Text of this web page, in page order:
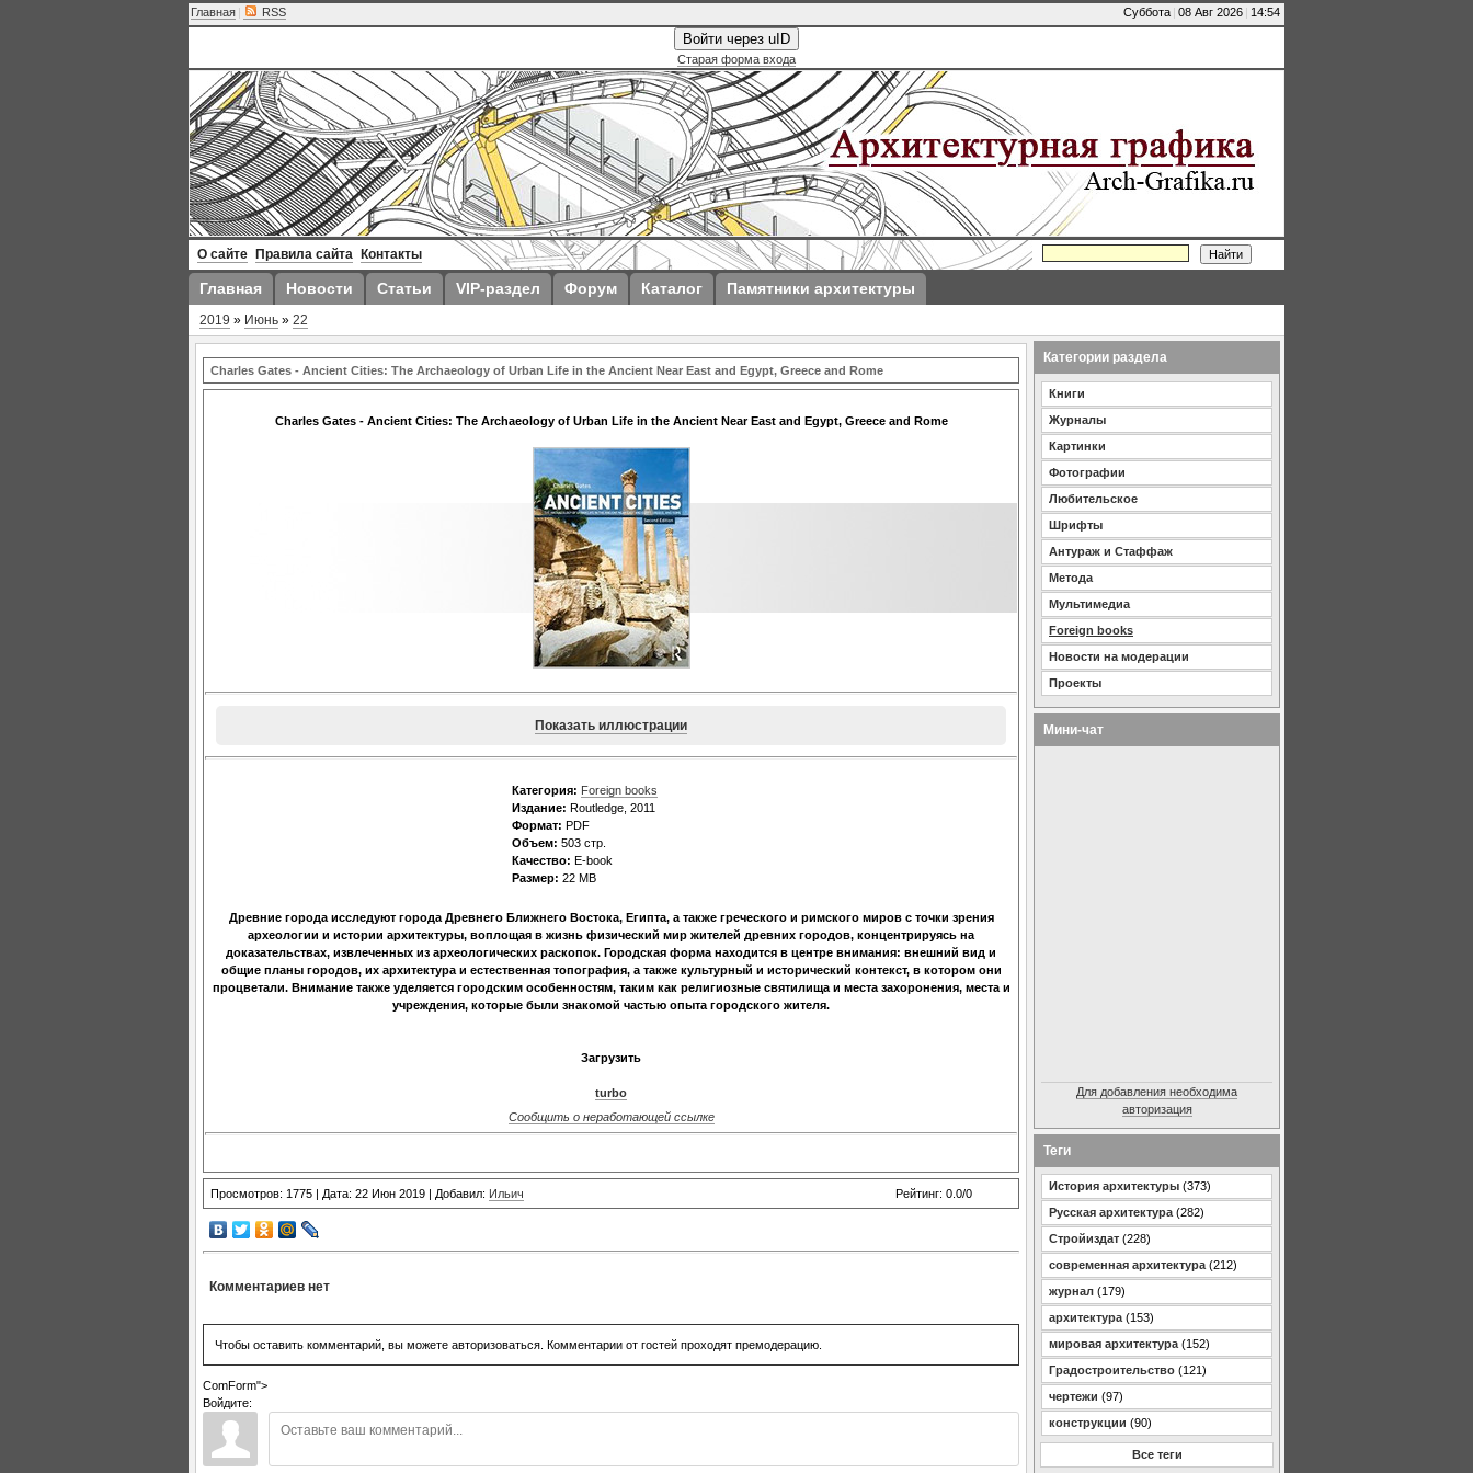
Суббота | 08 Авг 2026 | 14:54
Главная | RSS
Войти через uID
Старая форма входа
О сайте Правила сайта Контакты
Главная Новости Статьи VIP-раздел Форум Каталог Памятники архитектуры
2019 » Июнь » 22
Charles Gates - Ancient Cities: The Archaeology of Urban Life in the Ancient Near East and Egypt, Greece and Rome
Charles Gates - Ancient Cities: The Archaeology of Urban Life in the Ancient Near East and Egypt, Greece and Rome
Показать иллюстрации
Категория: Foreign books
Издание: Routledge, 2011
Формат: PDF
Объем: 503 стр.
Качество: E-book
Размер: 22 МВ
Древние города исследуют города Древнего Ближнего Востока, Египта, а также греческого и римского миров с точки зрения
археологии и истории архитектуры, воплощая в жизнь физический мир жителей древних городов, концентрируясь на
доказательствах, извлеченных из археологических раскопок. Городская форма находится в центре внимания: внешний вид и
общие планы городов, их архитектура и естественная топография, а также культурный и исторический контекст, в котором они
процветали. Внимание также уделяется городским особенностям, таким как религиозные святилища и места захоронения, места и
учреждения, которые были знакомой частью опыта городского жителя.
Загрузить
turbo
Сообщить о неработающей ссылке
Просмотров: 1775 | Дата: 22 Июн 2019 | Добавил: Ильич Рейтинг: 0.0/0
Комментариев нет
Чтобы оставить комментарий, вы можете авторизоваться. Комментарии от гостей проходят премодерацию.
ComForm">
Войдите:
Категории раздела
Книги
Журналы
Картинки
Фотографии
Любительское
Шрифты
Антураж и Стаффаж
Метода
Мультимедиа
Foreign books
Новости на модерации
Проекты
Мини-чат
Для добавления необходима
авторизация
Теги
История архитектуры (373)
Русская архитектура (282)
Стройиздат (228)
современная архитектура (212)
журнал (179)
архитектура (153)
мировая архитектура (152)
Градостроительство (121)
чертежи (97)
конструкции (90)
Все теги